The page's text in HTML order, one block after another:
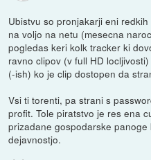
Ubistvu so pronjakarji eni
na voljo na netu (mesecna
pogledas keri kolk tracker ki
ravno clipov (v full HD
(-ish) ko je clip dostopen da
Vsi ti torenti, pa strani s
profit. Tole piratstvo je res ena
prizadane gospodarske
dejavnostjo.